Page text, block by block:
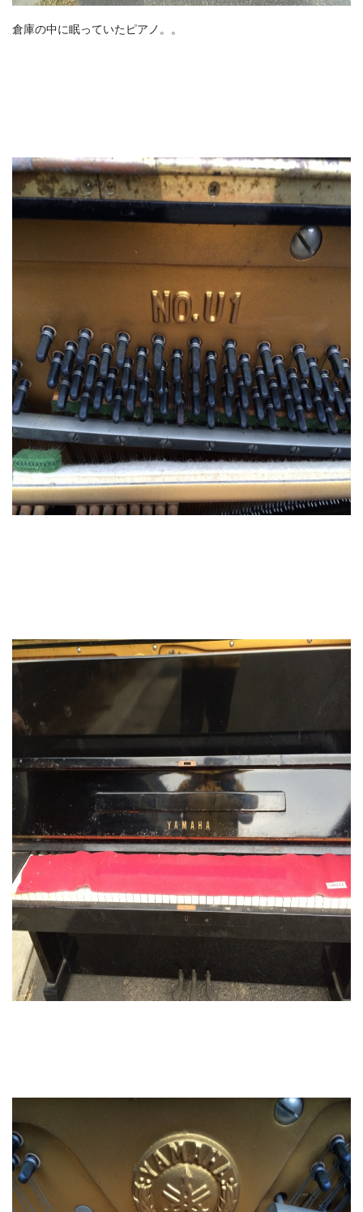
倉庫の中に眠っていたピアノ。。